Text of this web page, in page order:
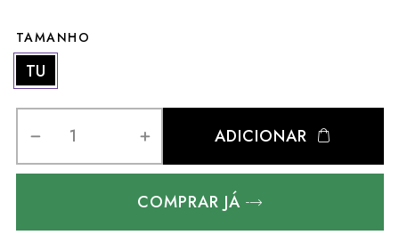
TAMANHO
TU
ADICIONAR
COMPRAR JÁ